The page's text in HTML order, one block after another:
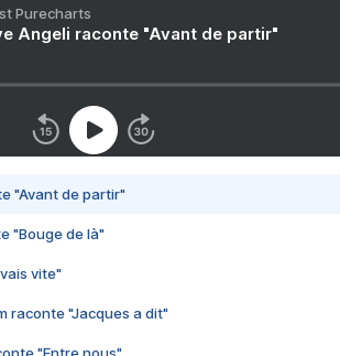
Purecharts
Angeli raconte "Avant de partir"
"Avant de partir"
"Bouge de là"
vite"
raconte "Jacques a dit"